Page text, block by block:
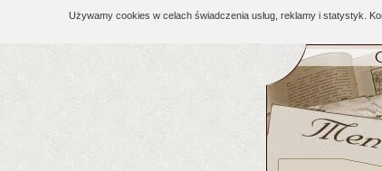
Używamy cookies w celach świadczenia usług, reklamy i statystyk.